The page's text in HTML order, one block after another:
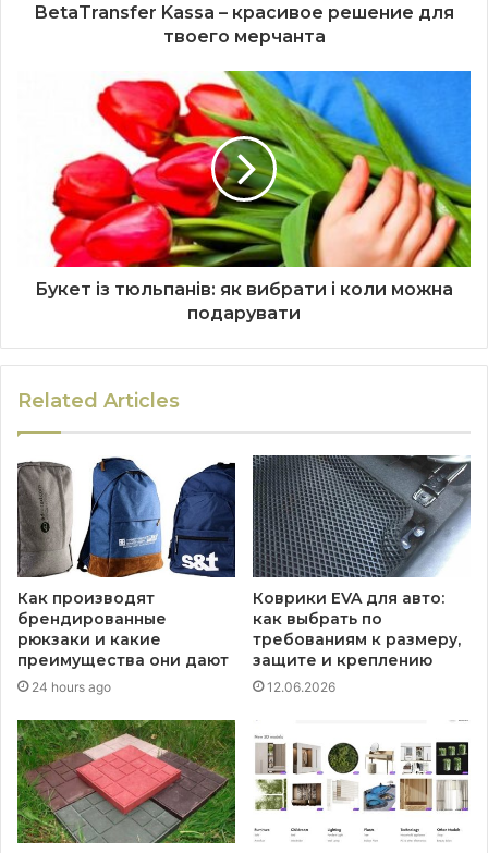
BetaTransfer Kassa – красивое решение для
твоего мерчанта
Букет із тюльпанів: як вибрати і коли можна
подарувати
Related Articles
Как производят
брендированные
рюкзаки и какие
преимущества они дают
24 hours ago
Коврики EVA для авто:
как выбрать по
требованиям к размеру,
защите и креплению
12.06.2026